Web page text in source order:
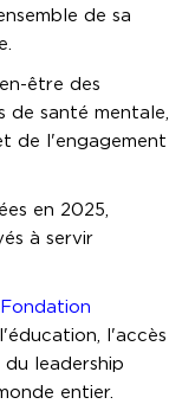
de sa
être des
de santé mentale,
de l'engagement
en 2025,
à servir
l'accès
leadership
entier.